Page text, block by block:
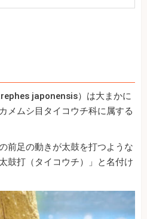
japonensis）は大まかに
メムシ目タイコウチ科に属する
前足の動きが太鼓を打つような
鼓打（タイコウチ）」と名付け